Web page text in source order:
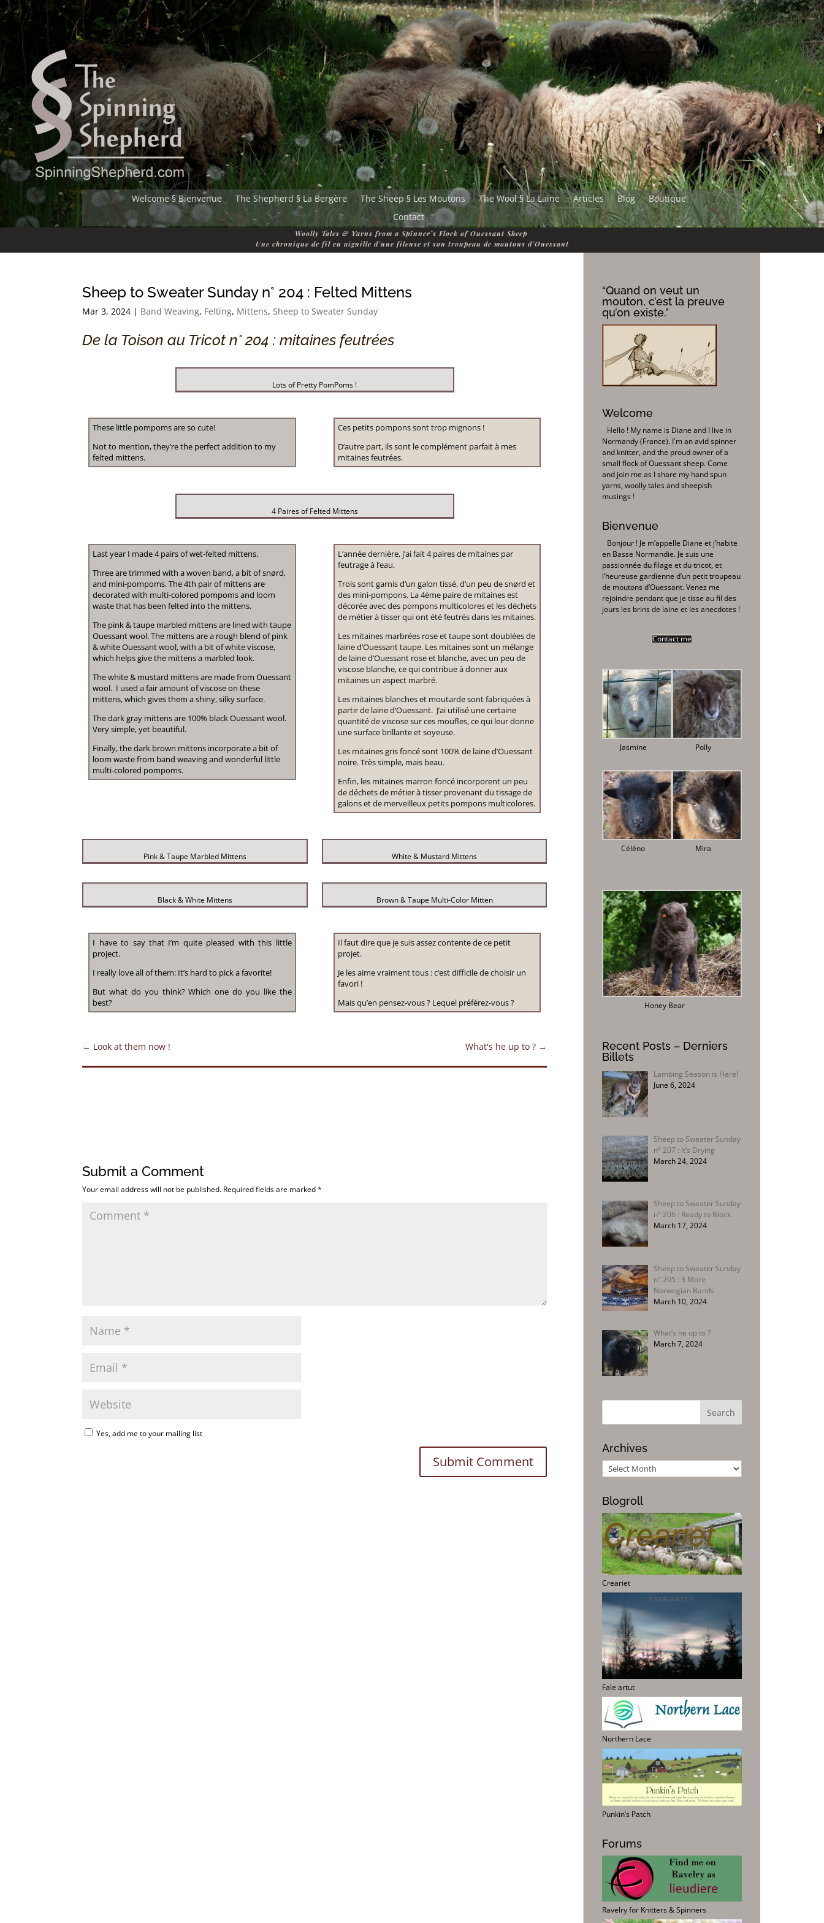
Welcome § Bienvenue The Shepherd § La Bergère The Sheep § Les Moutons The Wool § La Laine Articles Blog
Boutique
Contact
Woolly Tales & Yarns from a Spinner’s Flock of Ouessant Sheep
Une chronique de fil en aiguille d’une fileuse et son troupeau de moutons d’Ouessant
Sheep to Sweater Sunday n° 204 : Felted Mittens
Mar 3, 2024 | Band Weaving, Felting, Mittens,Sheep to Sweater Sunday
De la Toison au Tricot n° 204 : mitaines feutrées
Lots of Pretty PomPoms !
These little pompoms are so cute!
Not to mention, they’re the perfect addition to my
felted mittens.
Ces petits pompons sont trop mignons !
D’autre part, ils sont le complément parfait à mes
mitaines feutrées.
4 Paires of Felted Mittens
Last year I made 4 pairs of wet-felted mittens.
Three are trimmed with a woven band, a bit of snørd,
and mini-pompoms. The 4th pair of mittens are
decorated with multi-colored pompoms and loom
waste that has been felted into the mittens.
The pink & taupe marbled mittens are lined with taupe
Ouessant wool. The mittens are a rough blend of pink
& white Ouessant wool, with a bit of white viscose,
which helps give the mittens a marbled look.
The white & mustard mittens are made from Ouessant
wool. I used a fair amount of viscose on these
mittens, which gives them a shiny, silky surface.
The dark gray mittens are 100% black Ouessant wool.
Very simple, yet beautiful.
Finally, the dark brown mittens incorporate a bit of
loom waste from band weaving and wonderful little
multi-colored pompoms.
L’année dernière, j’ai fait 4 paires de mitaines par
feutrage à l’eau.
Trois sont garnis d’un galon tissé, d’un peu de snørd et
des mini-pompons. La 4ème paire de mitaines est
décorée avec des pompons multicolores et les déchets
de métier à tisser qui ont été feutrés dans les mitaines.
Les mitaines marbrées rose et taupe sont doublées de
laine d’Ouessant taupe. Les mitaines sont un mélange
de laine d’Ouessant rose et blanche, avec un peu de
viscose blanche, ce qui contribue à donner aux
mitaines un aspect marbré.
Les mitaines blanches et moutarde sont fabriquées à
partir de laine d’Ouessant. J’ai utilisé une certaine
quantité de viscose sur ces moufles, ce qui leur donne
une surface brillante et soyeuse.
Les mitaines gris foncé sont 100% de laine d’Ouessant
noire. Très simple, mais beau.
Enfin, les mitaines marron foncé incorporent un peu
de déchets de métier à tisser provenant du tissage de
galons et de merveilleux petits pompons multicolores.
Pink & Taupe Marbled Mittens White & Mustard Mittens
Black & White Mittens Brown & Taupe Multi-Color Mitten
I have to say that I’m quite pleased with this little
project.
I really love all of them: It’s hard to pick a favorite!
But what do you think? Which one do you like the
best?
Il faut dire que je suis assez contente de ce petit
projet.
Je les aime vraiment tous : c’est difficile de choisir un
favori !
Mais qu’en pensez-vous ? Lequel préférez-vous ?
← Look at them now ! What's he up to ? →
Submit a Comment
Your email address will not be published. Required fields are marked*
Yes, add me to your mailing list
“Quand on veut un
mouton, c’est la preuve
qu’on existe.”
Welcome
Hello ! My name is Diane and I live in
Normandy (France). I'm an avid spinner
and knitter, and the proud owner of a
small flock of Ouessant sheep. Come
and join me as I share my hand spun
yarns, woolly tales and sheepish
musings !
Bienvenue
Bonjour ! Je m’appelle Diane et j’habite
en Basse Normandie. Je suis une
passionnée du filage et du tricot, et
l’heureuse gardienne d’un petit troupeau
de moutons d’Ouessant. Venez me
rejoindre pendant que je tisse au fil des
jours les brins de laine et les anecdotes !
Contact me
Jasmine Polly
Céléno Mira
Honey Bear
Recent Posts – Derniers
Billets
Lambing Season is Here!
June 6, 2024
Sheep to Sweater Sunday
n° 207 : It’s Drying
March 24, 2024
Sheep to Sweater Sunday
n° 206 : Ready to Block
March 17, 2024
Sheep to Sweater Sunday
n° 205 : 3 More
Norwegian Bands
March 10, 2024
What’s he up to ?
March 7, 2024
Archives
Archives
Blogroll
Creariet
Fale artut
Northern Lace
Punkin’s Patch
Forums
Ravelry for Knitters & Spinners